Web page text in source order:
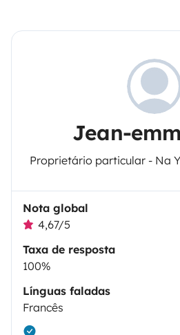
Jean-
Proprietário particular - Na
Nota global
4,67/5
Taxa de resposta
100%
Línguas faladas
Francês